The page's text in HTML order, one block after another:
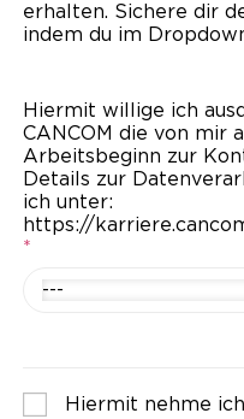
erhalten. Sichere dir
indem du im
Hiermit willige ich
CANCOM die von mir
Arbeitsbeginn zur
Details zur
ich unter:
https://
*
---
Hiermit nehme